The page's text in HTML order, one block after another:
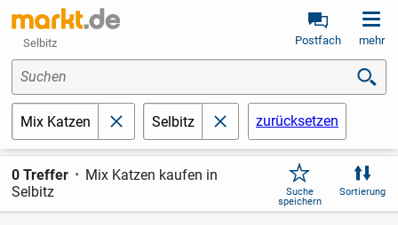
Selbitz Postfach mehr
Suchen
Mix Katzen schließen
Selbitz schließenzurücksetzen
0 Treffer
Mix Katzen kaufen in
Selbitz
Suche
speichern
Sortierung